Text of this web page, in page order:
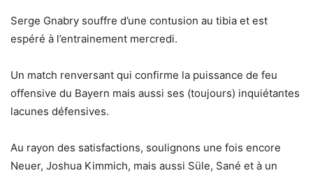
Serge Gnabry souffre d’une contusion au tibia et est
espéré à l’entrainement mercredi.
Un match renversant qui confirme la puissance de feu
offensive du Bayern mais aussi ses (toujours) inquiétantes
lacunes défensives.
Au rayon des satisfactions, soulignons une fois encore
Neuer, Joshua Kimmich, mais aussi Süle, Sané et à un